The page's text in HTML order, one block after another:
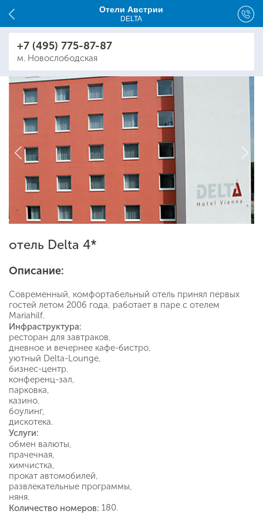
Отели Австрии
DELTA
+7 (495) 775-87-87
м. Новослободская
отель Delta 4*
Описание:
Современный, комфортабельный отель принял первых
гостей летом 2006 года, работает в паре с отелем
Mariahilf.
Инфраструктура:
ресторан для завтраков,
дневное и вечернее кафе-бистро,
уютный Delta-Lounge,
бизнес-центр,
конференц-зал,
парковка,
казино,
боулинг,
дискотека.
Услуги:
обмен валюты,
прачечная,
химчистка,
прокат автомобилей,
развлекательные программы,
няня.
Количество номеров: 180.